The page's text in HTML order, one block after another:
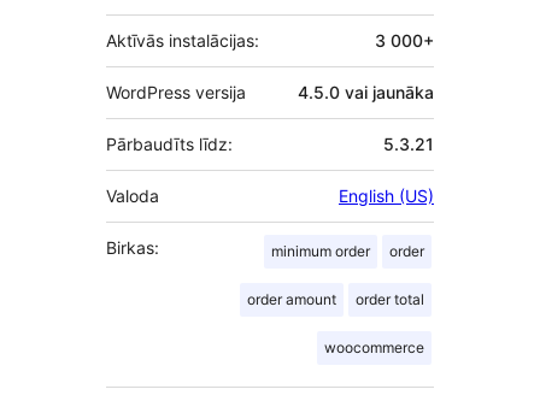
Aktīvās instalācijas: 3 000+
WordPress versija 4.5.0 vai jaunāka
Pārbaudīts līdz: 5.3.21
Valoda English (US)
Birkas: minimum order order
order amount order total
woocommerce